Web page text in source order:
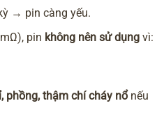
→ pin càng yếu.
pin không nên sử dụng vì:
phồng, thậm chí cháy nổnếu